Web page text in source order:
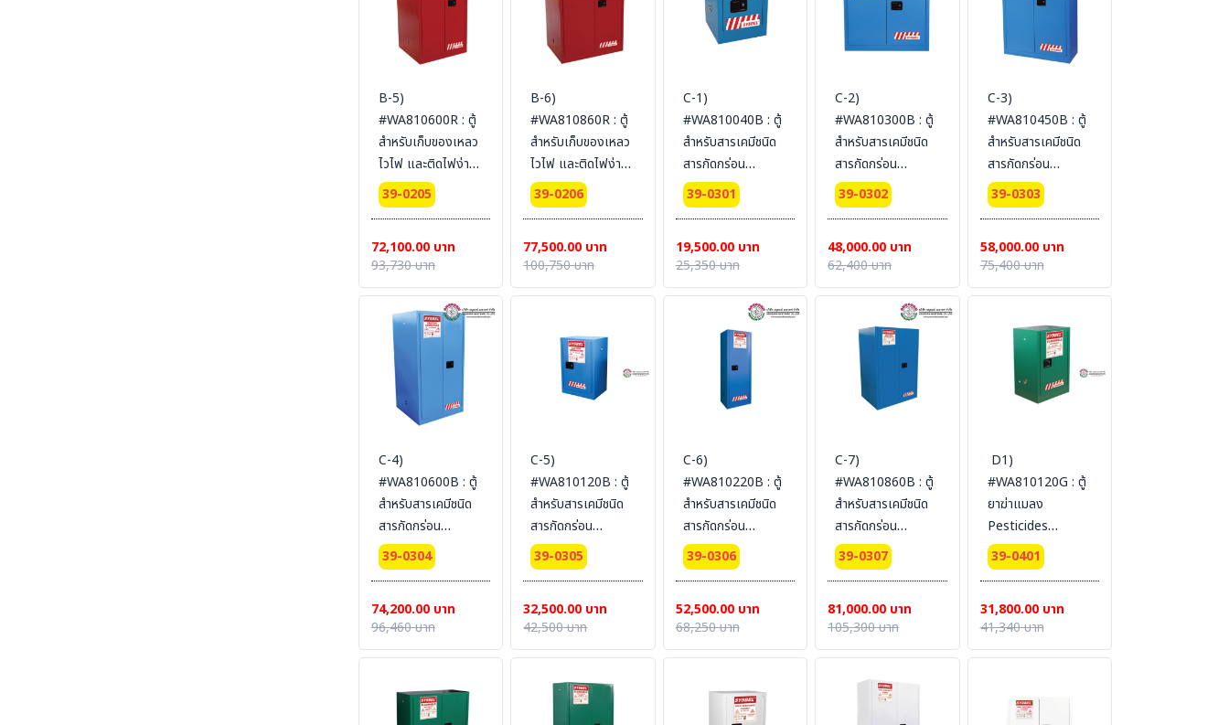
B-5)
#WA810600R : ตู้
สำหรับเก็บของเหลว
ไวไฟ และติดไฟง่าย
Combustible
Cabinets 227 L 2
Certification(FM/CE)
Ext dimension
165x86x86
SYSBEL (ไม่รวม
สายดิน)
39-0205
72,100.00 บาท
93,730 บาท
B-6)
#WA810860R : ตู้
สำหรับเก็บของเหลว
ไวไฟ และติดไฟง่าย
Combustible
Cabinets 340 L 2
Certification(FM/CE)
Ext dimension
165x109x86
สายดิน)
39-0206
77,500.00 บาท
100,750 บาท
C-1)
#WA810040B : ตู้
สำหรับสารเคมีชนิด
สารกัดกร่อน
Corrosive
Cabinets 15 L 1
Certification(CE)
Ext dimension
56x43x43
SYSBEL (ไม่รวม
สายดิน)
39-0301
19,500.00 บาท
25,350 บาท
C-2)
#WA810300B : ตู้
สำหรับสารเคมีชนิด
สารกัดกร่อน
Corrosive
Cabinets 114 L 2
Certification(FM/CE)
Ext dimension
112x109x46
SYSBEL (ไม่รวม
สายดิน)
39-0302
48,000.00 บาท
62,400 บาท
C-3)
#WA810450B : ตู้
สำหรับสารเคมีชนิด
สารกัดกร่อน
Corrosive
Cabinets 170 L 2
Certification(FM/CE)
Ext dimension
165x109x46
สายดิน)
39-0303
58,000.00 บาท
75,400 บาท
C-4)
#WA810600B : ตู้
สำหรับสารเคมีชนิด
สารกัดกร่อน
Corrosive
Cabinets 227 L 2
Certification(FM/CE)
Ext dimension
165x86x86
สายดิน)
39-0304
74,200.00 บาท
96,460 บาท
C-5)
#WA810120B : ตู้
สำหรับสารเคมีชนิด
สารกัดกร่อน
Corrosive
Cabinets 45 L 1
Certification(FM/CE)
Ext dimension
89x59x46
SYSBEL (ไม่รวม
สายดิน)
39-0305
32,500.00 บาท
42,500 บาท
C-6)
#WA810220B : ตู้
สำหรับสารเคมีชนิด
สารกัดกร่อน
Corrosive
Cabinets 83 L 1
Certification(FM/CE)
Ext dimension
165x60x46
39-0306
52,500.00 บาท
68,250 บาท
C-7)
#WA810860B : ตู้
สำหรับสารเคมีชนิด
สารกัดกร่อน
Corrosive
Cabinets 340 L 2
Certification(FM/CE)
Ext dimension
165x109x86
SYSBEL(ไม่รวม
39-0307
81,000.00 บาท
105,300 บาท
D1)
#WA810120G : ตู้
ยาฆ่าแมลง
Pesticides
Cabinets 45 L 1
door (manual)
Ext
dimension(HxWxD/cm)
89x59x46
สายดิน)
39-0401
31,800.00 บาท
41,340 บาท